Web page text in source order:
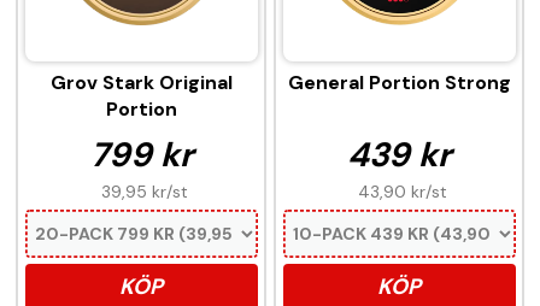
Grov Stark Original
Portion
799 kr
39,95 kr/st
KÖP
General Portion Strong
439 kr
43,90 kr/st
KÖP